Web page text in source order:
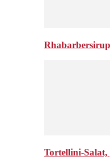
Tortellini-